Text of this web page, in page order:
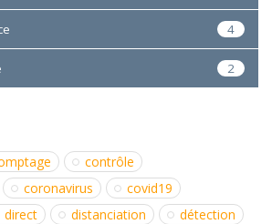
4
2
contrôle
coronavirus
covid19
direct distanciation
détection